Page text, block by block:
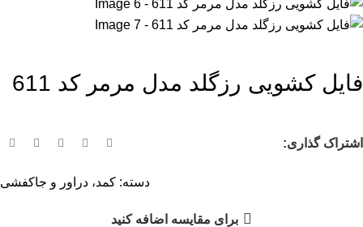
فایل کشویی رزگلد مدل مرمر کد 611
اشتراک گذاری:
دسته: کمد، دراور و جاکفشی
برای مقایسه اضافه کنید